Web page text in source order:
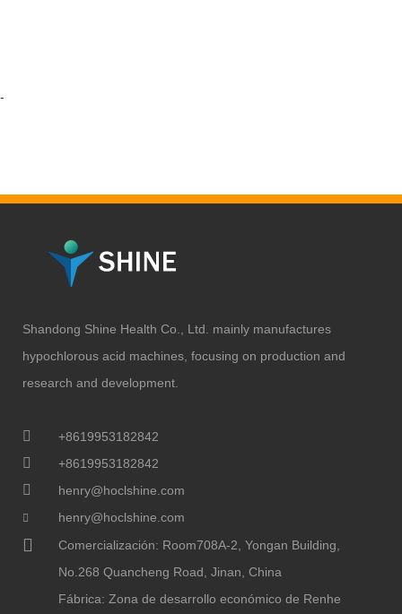
-
Shandong Shine Health Co., Ltd. mainly manufactures
hypochlorous acid machines, focusing on production and
research and development.
+8619953182842
+8619953182842
henry@hoclshine.com
henry@hoclshine.com
Comercialización: Room708A-2, Yongan Building,
No.268 Quancheng Road, Jinan, China
Fábrica: Zona de desarrollo económico de Renhe